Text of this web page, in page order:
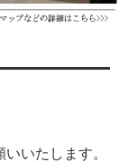
いたします。